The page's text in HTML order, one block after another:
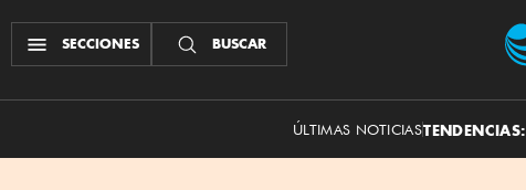
SECCIONES BUSCAR
ÚLTIMAS NOTICIASTENDENCIAS: